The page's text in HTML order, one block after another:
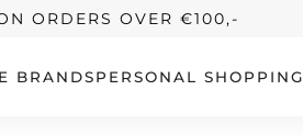
ORDERS OVER €100,-
BRANDSPERSONAL SHOPPING